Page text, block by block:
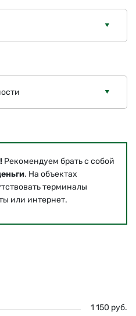
Рекомендуем брать с собой
. На объектах
терминалы
или интернет.
1 150 руб.